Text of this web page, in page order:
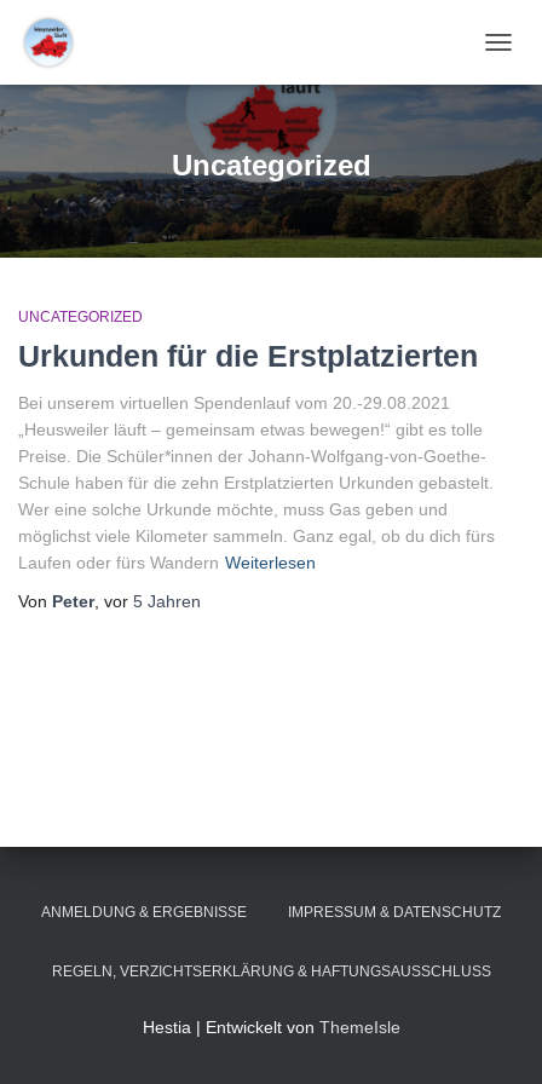
Uncategorized
UNCATEGORIZED
Urkunden für die Erstplatzierten
Bei unserem virtuellen Spendenlauf vom 20.-29.08.2021
„Heusweiler läuft – gemeinsam etwas bewegen!“ gibt es tolle
Preise. Die Schüler*innen der Johann-Wolfgang-von-Goethe-
Schule haben für die zehn Erstplatzierten Urkunden gebastelt.
Wer eine solche Urkunde möchte, muss Gas geben und
möglichst viele Kilometer sammeln. Ganz egal, ob du dich fürs
Laufen oder fürs Wandern Weiterlesen
Von Peter, vor 5 Jahren
ANMELDUNG & ERGEBNISSE IMPRESSUM & DATENSCHUTZ
REGELN, VERZICHTSERKLÄRUNG & HAFTUNGSAUSSCHLUSS
Hestia | Entwickelt von ThemeIsle